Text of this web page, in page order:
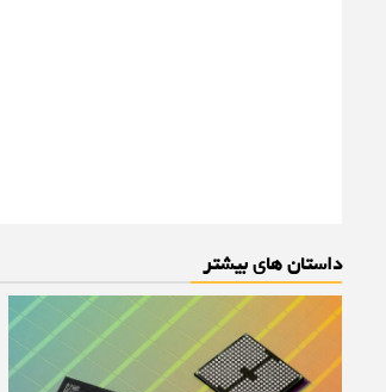
داستان های بیشتر